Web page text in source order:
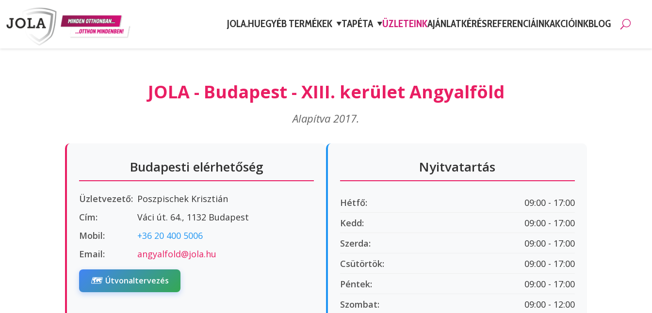
JOLA.HUEGYÉB TERMÉKEK ▼TAPÉTA ▼ÜZLETEINKAJÁNLATKÉRÉSREFERENCIÁINKAKCIÓINKBLOG
JOLA - Budapest - XIII. kerület Angyalföld
Alapítva 2017.
Budapesti elérhetőség
Üzletvezető: Poszpischek Krisztián
Cím:
Váci út. 64., 1132 Budapest
Mobil:
+36 20 400 5006
Email:
angyalfold@jola.hu
🗺️ Útvonaltervezés
Nyitvatartás
Hétfő:
09:00 - 17:00
Kedd:
09:00 - 17:00
Szerda:
09:00 - 17:00
Csütörtök:
09:00 - 17:00
Péntek:
09:00 - 17:00
Szombat:
09:00 - 12:00